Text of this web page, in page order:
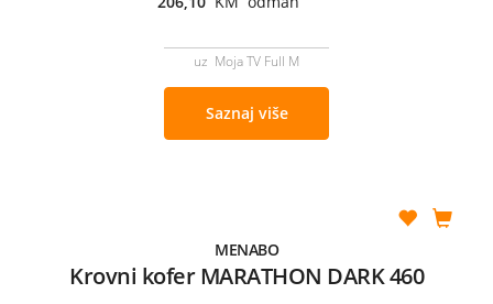
uz Moja TV Full M
Saznaj više
MENABO
Krovni kofer MARATHON DARK 460